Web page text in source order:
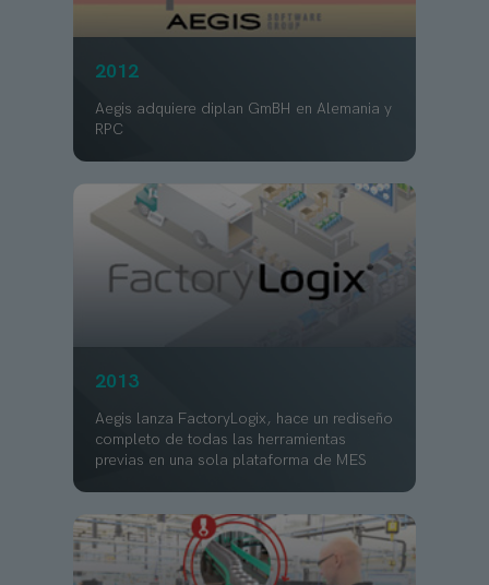
2012
Aegis adquiere diplan GmBH en Alemania y
RPC
2013
Aegis lanza FactoryLogix, hace un rediseño
completo de todas las herramientas
previas en una sola plataforma de MES